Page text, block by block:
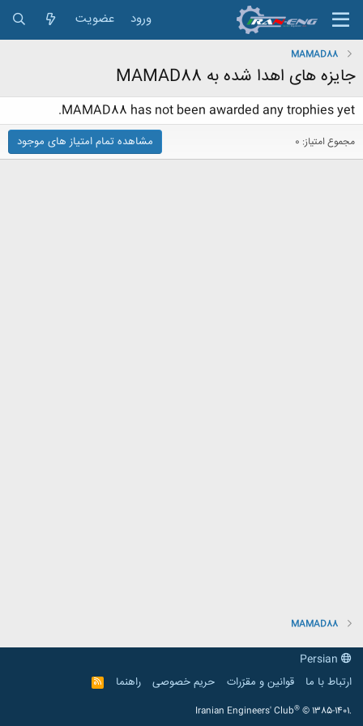
ورود عضویت
MAMAD88
جایزه های اهدا شده به MAMAD88
MAMAD88 has not been awarded any trophies yet.
مجموع امتیاز: 0 مشاهده تمام امتیاز های موجود
MAMAD88
ارتباط با ما
قوانین و مقرّرات حریم خصوصی راهنما
R
S
Iranian Engineers' Club® © 1385-1401.